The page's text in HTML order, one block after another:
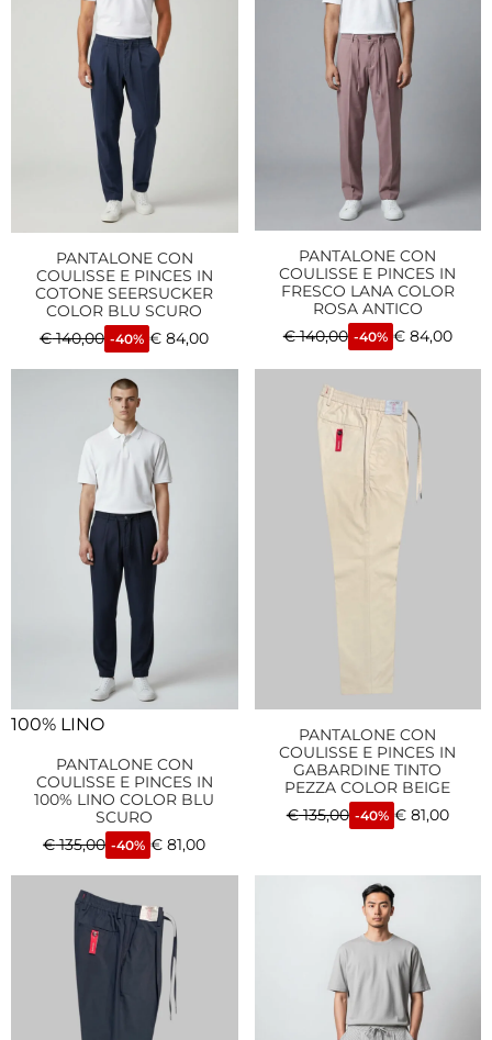
PANTALONE CON
COULISSE E PINCES IN
COTONE SEERSUCKER
COLOR BLU SCURO
€140,00 -40% € 84,00
PANTALONE CON
COULISSE E PINCES IN
FRESCO LANA COLOR
ROSA ANTICO
€140,00 -40% €84,00
100% LINO
PANTALONE CON
COULISSE E PINCES IN
100% LINO COLOR BLU
SCURO
€135,00 -40% € 81,00
PANTALONE CON
COULISSE E PINCES IN
GABARDINE TINTO
PEZZA COLOR BEIGE
€135,00 -40% €81,00